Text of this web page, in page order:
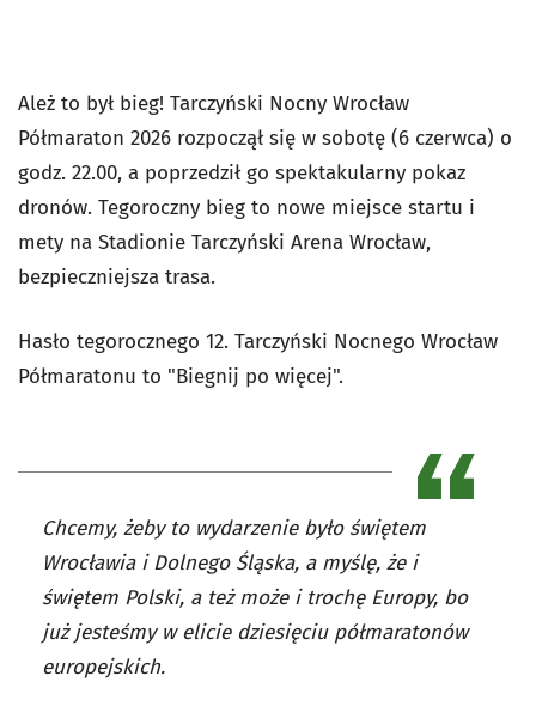
Ależ to był bieg! Tarczyński Nocny Wrocław
Półmaraton 2026 rozpoczął się w sobotę (6 czerwca) o
godz. 22.00, a poprzedził go spektakularny pokaz
dronów. Tegoroczny bieg to nowe miejsce startu i
mety na Stadionie Tarczyński Arena Wrocław,
bezpieczniejsza trasa.
Hasło tegorocznego 12. Tarczyński Nocnego Wrocław
Półmaratonu to "Biegnij po więcej".
Chcemy, żeby to wydarzenie było świętem
Wrocławia i Dolnego Śląska, a myślę, że i
świętem Polski, a też może i trochę Europy, bo
już jesteśmy w elicie dziesięciu półmaratonów
europejskich.